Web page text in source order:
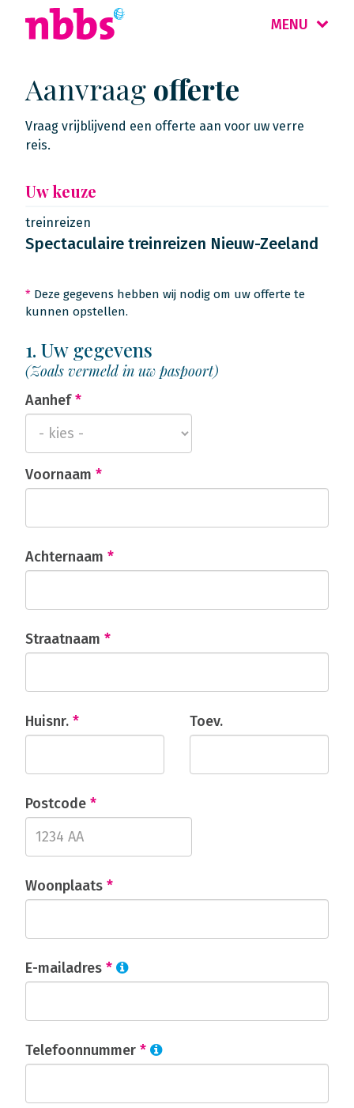
MENU
Aanvraag offerte
Vraag vrijblijvend een offerte aan voor uw verre
reis.
Uw keuze
treinreizen
Spectaculaire treinreizen Nieuw-Zeeland
* Deze gegevens hebben wij nodig om uw offerte te
kunnen opstellen.
1. Uw gegevens
(Zoals vermeld in uw paspoort)
Aanhef*
Voornaam *
Achternaam *
Straatnaam *
Huisnr. * Toev.
Postcode *
Woonplaats *
E-mailadres *
Telefoonnummer *